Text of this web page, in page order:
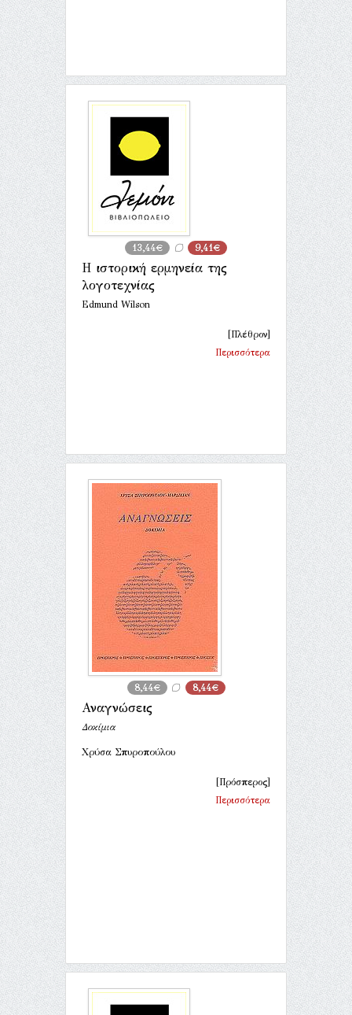
13,44€ 9,41€
Η ιστορική ερμηνεία της
λογοτεχνίας
Edmund Wilson
[Πλέθρον]
Περισσότερα
8,44€ 8,44€
Αναγνώσεις
Δοκίμια
Χρύσα Σπυροπούλου
[Πρόσπερος]
Περισσότερα